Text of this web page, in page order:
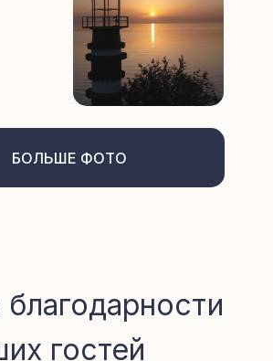
БОЛЬШЕ ФОТО
гостей